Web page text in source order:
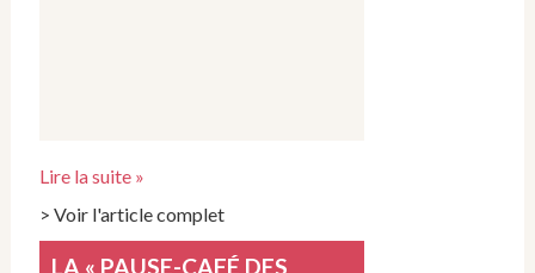
Lire la suite »
> Voir l'article complet
LA « PAUSE-CAFÉ DES